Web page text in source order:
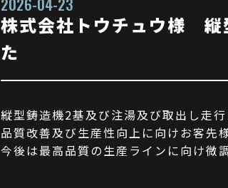
株式会社トウチュウ様 縦
た
縦型鋳造機2基及び注湯及び取出し走
品質改善及び生産性向上に向けお客先
今後は最高品質の生産ラインに向け微